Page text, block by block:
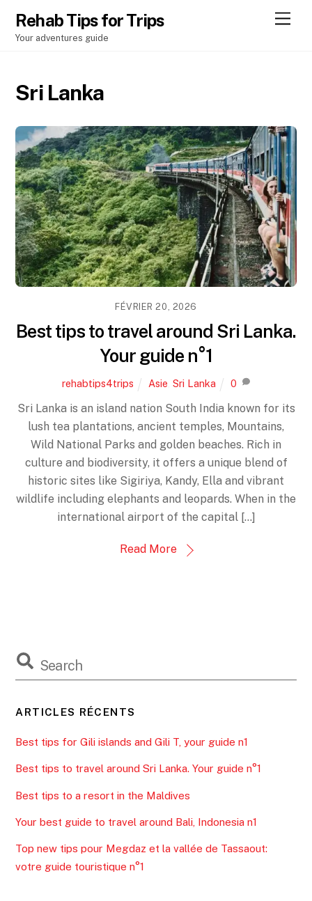
Rehab Tips for Trips
Your adventures guide
Sri Lanka
FÉVRIER 20, 2026
Best tips to travel around Sri Lanka.
Your guide n°1
rehabtips4trips Asie Sri Lanka 0
Sri Lanka is an island nation South India known for its
lush tea plantations, ancient temples, Mountains,
Wild National Parks and golden beaches. Rich in
culture and biodiversity, it offers a unique blend of
historic sites like Sigiriya, Kandy, Ella and vibrant
wildlife including elephants and leopards. When in the
international airport of the capital […]
Read More
ARTICLES RÉCENTS
Best tips for Gili islands and Gili T, your guide n1
Best tips to travel around Sri Lanka. Your guide n°1
Best tips to a resort in the Maldives
Your best guide to travel around Bali, Indonesia n1
Top new tips pour Megdaz et la vallée de Tassaout:
votre guide touristique n°1